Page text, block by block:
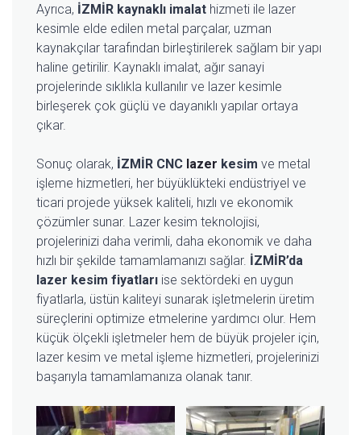
Ayrıca, İZMİR kaynaklı imalat hizmeti ile lazer
kesimle elde edilen metal parçalar, uzman
kaynakçılar tarafından birleştirilerek sağlam bir yapı
haline getirilir. Kaynaklı imalat, ağır sanayi
projelerinde sıklıkla kullanılır ve lazer kesimle
birleşerek çok güçlü ve dayanıklı yapılar ortaya
çıkar.
Sonuç olarak, İZMİR CNC lazer kesim ve metal
işleme hizmetleri, her büyüklükteki endüstriyel ve
ticari projede yüksek kaliteli, hızlı ve ekonomik
çözümler sunar. Lazer kesim teknolojisi,
projelerinizi daha verimli, daha ekonomik ve daha
hızlı bir şekilde tamamlamanızı sağlar. İZMİR’da
lazer kesim fiyatları ise sektördeki en uygun
fiyatlarla, üstün kaliteyi sunarak işletmelerin üretim
süreçlerini optimize etmelerine yardımcı olur. Hem
küçük ölçekli işletmeler hem de büyük projeler için,
lazer kesim ve metal işleme hizmetleri, projelerinizi
başarıyla tamamlamanıza olanak tanır.